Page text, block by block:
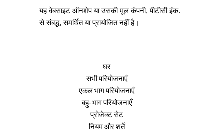
घर
सभी परियोजनाएँ
एकल भाग परियोजनाएँ
बहु-भाग परियोजनाएँ
प्रोजेक्ट सेट
नियम और शर्तें
यह वेबसाइट ऑनशेप या उसकी मूल कंपनी, पीटीसी इंक.
से संबद्ध, समर्थित या प्रायोजित नहीं है।